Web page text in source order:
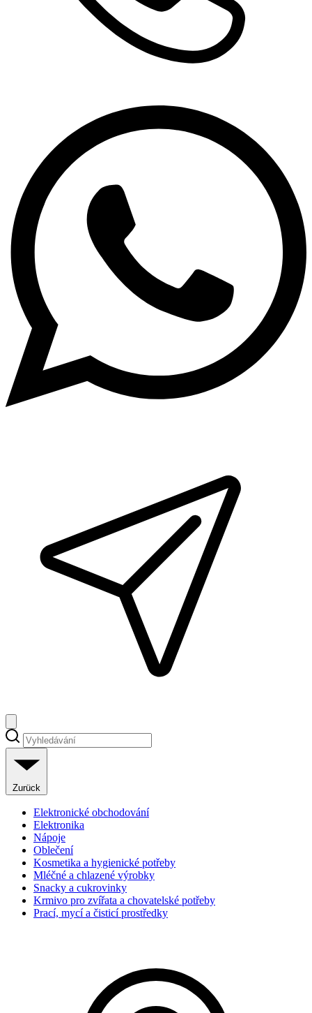
Zurück
Elektronické obchodování
Elektronika
Nápoje
Oblečení
Kosmetika a hygienické potřeby
Mléčné a chlazené výrobky
Snacky a cukrovinky
Krmivo pro zvířata a chovatelské potřeby
Prací, mycí a čisticí prostředky